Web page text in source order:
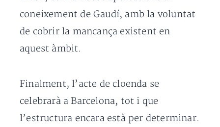
coneixement de Gaudí, amb la voluntat
de cobrir la mancança existent en
aquest àmbit.
Finalment, l’acte de cloenda se
celebrarà a Barcelona, tot i que
l’estructura encara està per determinar.